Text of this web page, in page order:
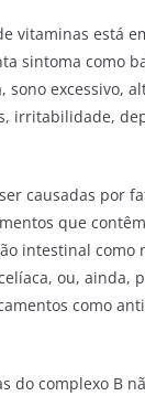
vitaminas está
sintoma como
excessivo,
irritabilidade,
causadas por
que
intestinal como
ou, ainda,
como
do complexo B